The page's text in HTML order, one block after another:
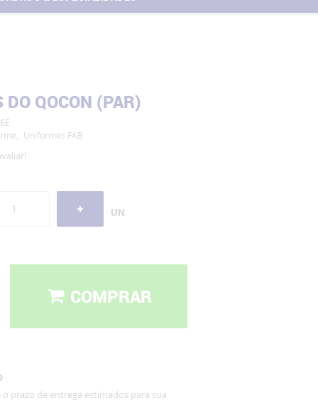
QOCON (PAR)
Uniformes FAB
UN
COMPRAR
prazo de entrega estimados para sua